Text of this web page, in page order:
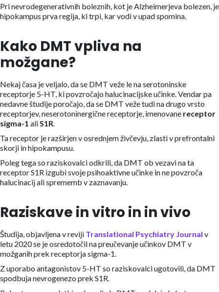
Pri nevrodegenerativnih boleznih, kot je Alzheimerjeva bolezen, je
hipokampus prva regija, ki trpi, kar vodi v upad spomina.
Kako DMT vpliva na
možgane?
Nekaj časa je veljalo, da se DMT veže le na serotoninske
receptorje 5-HT, ki povzročajo halucinacijske učinke. Vendar pa
nedavne študije poročajo, da se DMT veže tudi na drugo vrsto
receptorjev, neserotoninergične receptorje, imenovane receptor
sigma-1 aliS1R.
Ta receptor je razširjen v osrednjem živčevju, zlasti v prefrontalni
skorji in hipokampusu.
Poleg tega so raziskovalci odkrili, da DMT ob vezavi na ta
receptor S1R izgubi svoje psihoaktivne učinke in ne povzroča
halucinacij ali sprememb v zaznavanju.
Raziskave in vitro in in vivo
Študija, objavljena v reviji Translational Psychiatry Journal v
letu 2020 se je osredotočil na preučevanje učinkov DMT v
možganih prek receptorja sigma-1.
Z uporabo antagonistov 5-HT so raziskovalci ugotovili, da DMT
spodbuja nevrogenezo prek S1R.